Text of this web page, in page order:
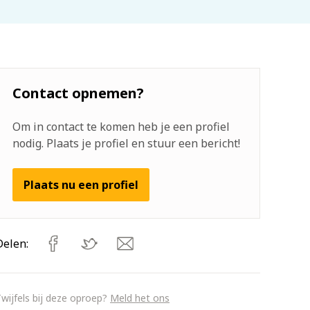
Contact opnemen?
Om in contact te komen heb je een profiel
nodig. Plaats je profiel en stuur een bericht!
Plaats nu een profiel
bij deze oproep? Meld het ons